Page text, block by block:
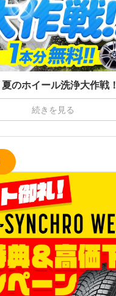
夏のホイール洗浄大作戦！
続きを見る